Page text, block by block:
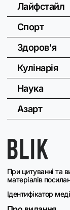
При цитуванні та
матеріалів
Ідентифікатор
Лайфстайл
Спорт
Здоров'я
Кулінарія
Наука
Азарт